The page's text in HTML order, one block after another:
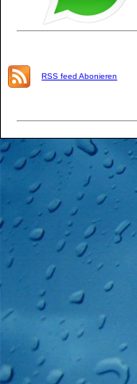
RSS feed Abonieren